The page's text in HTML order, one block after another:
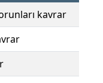
kavrar